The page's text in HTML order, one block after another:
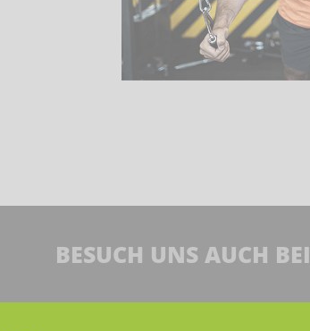
BESUCH UNS AUCH BEI